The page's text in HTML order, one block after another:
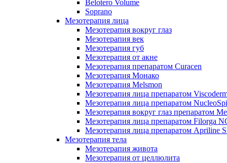
Belotero Volume
Soprano
Мезотерапия лица
Мезотерапия вокруг глаз
Мезотерапия век
Мезотерапия губ
Мезотерапия от акне
Мезотерапия препаратом Curacen
Мезотерапия Монако
Мезотерапия Melsmon
Мезотерапия лица препаратом
Мезотерапия лица препаратом
Мезотерапия вокруг глаз препаратом
Мезотерапия лица препаратом Filorga
Мезотерапия лица препаратом Apriline
Мезотерапия тела
Мезотерапия живота
Мезотерапия от целлюлита